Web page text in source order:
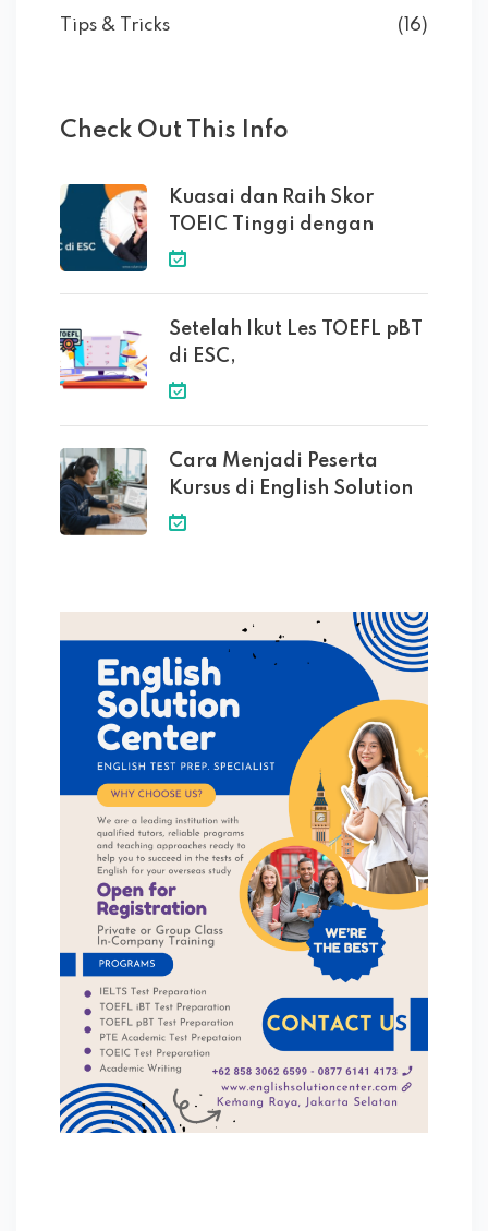
Tips & Tricks (16)
Check Out This Info
Kuasai dan Raih Skor
TOEIC Tinggi dengan
Setelah Ikut Les TOEFL pBT
di ESC,
Cara Menjadi Peserta
Kursus di English Solution